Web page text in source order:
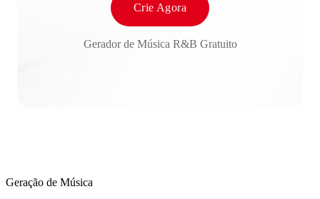
Crie Agora
Gerador de Música R&B Gratuito
Geração de Música